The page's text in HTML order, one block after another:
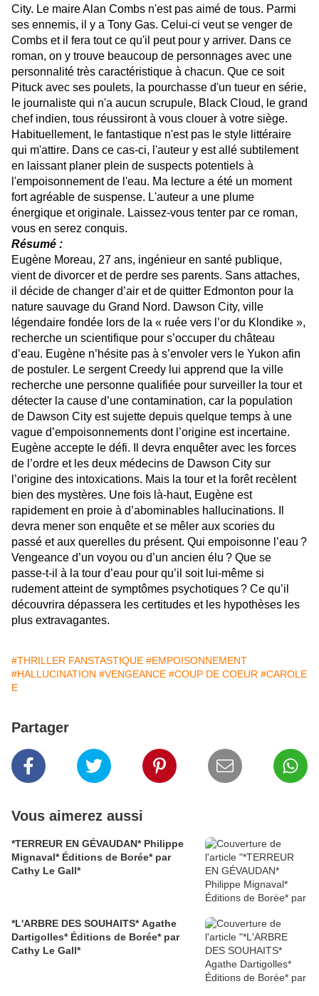
City. Le maire Alan Combs n'est pas aimé de tous. Parmi
ses ennemis, il y a Tony Gas. Celui-ci veut se venger de
Combs et il fera tout ce qu'il peut pour y arriver. Dans ce
roman, on y trouve beaucoup de personnages avec une
personnalité très caractéristique à chacun. Que ce soit
Pituck avec ses poulets, la pourchasse d'un tueur en série,
le journaliste qui n'a aucun scrupule, Black Cloud, le grand
chef indien, tous réussiront à vous clouer à votre siège.
Habituellement, le fantastique n'est pas le style littéraire
qui m'attire. Dans ce cas-ci, l'auteur y est allé subtilement
en laissant planer plein de suspects potentiels à
l'empoisonnement de l'eau. Ma lecture a été un moment
fort agréable de suspense. L'auteur a une plume
énergique et originale. Laissez-vous tenter par ce roman,
vous en serez conquis.
Résumé :
Eugène Moreau, 27 ans, ingénieur en santé publique,
vient de divorcer et de perdre ses parents. Sans attaches,
il décide de changer d’air et de quitter Edmonton pour la
nature sauvage du Grand Nord. Dawson City, ville
légendaire fondée lors de la « ruée vers l’or du Klondike »,
recherche un scientifique pour s’occuper du château
d’eau. Eugène n’hésite pas à s’envoler vers le Yukon afin
de postuler. Le sergent Creedy lui apprend que la ville
recherche une personne qualifiée pour surveiller la tour et
détecter la cause d’une contamination, car la population
de Dawson City est sujette depuis quelque temps à une
vague d’empoisonnements dont l’origine est incertaine.
Eugène accepte le défi. Il devra enquêter avec les forces
de l’ordre et les deux médecins de Dawson City sur
l’origine des intoxications. Mais la tour et la forêt recèlent
bien des mystères. Une fois là-haut, Eugène est
rapidement en proie à d’abominables hallucinations. Il
devra mener son enquête et se mêler aux scories du
passé et aux querelles du présent. Qui empoisonne l’eau ?
Vengeance d’un voyou ou d’un ancien élu ? Que se
passe-t-il à la tour d’eau pour qu’il soit lui-même si
rudement atteint de symptômes psychotiques ? Ce qu’il
découvrira dépassera les certitudes et les hypothèses les
plus extravagantes.
#THRILLER FANSTASTIQUE #EMPOISONNEMENT
#HALLUCINATION #VENGEANCE #COUP DE COEUR #CAROLE
E
Partager
Vous aimerez aussi
*TERREUR EN GÉVAUDAN* Philippe
Mignaval* Éditions de Borée* par
Cathy Le Gall*
*L'ARBRE DES SOUHAITS* Agathe
Dartigolles* Éditions de Borée* par
Cathy Le Gall*